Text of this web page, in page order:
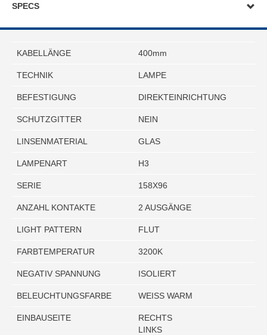
SPECS
KABELLÄNGE 400mm
TECHNIK LAMPE
BEFESTIGUNG DIREKTEINRICHTUNG
SCHUTZGITTER NEIN
LINSENMATERIAL GLAS
LAMPENART H3
SERIE 158X96
ANZAHL KONTAKTE 2 AUSGÄNGE
LIGHT PATTERN FLUT
FARBTEMPERATUR 3200K
NEGATIV SPANNUNG ISOLIERT
BELEUCHTUNGSFARBE WEISS WARM
EINBAUSEITE
RECHTS
LINKS